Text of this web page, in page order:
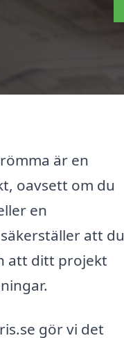
är en
oavsett om du
en
att du
att ditt projekt
gör vi det